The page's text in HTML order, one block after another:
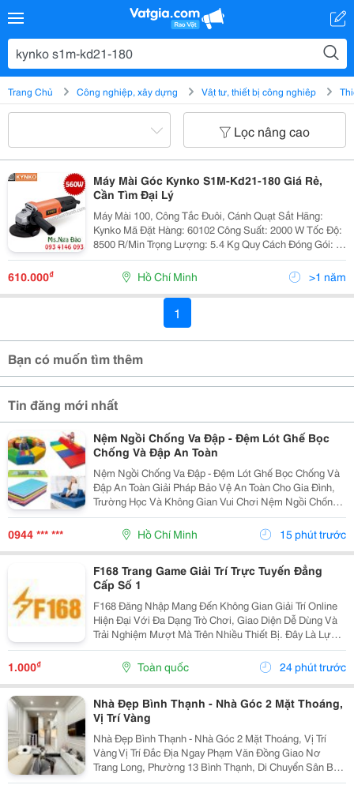
Trang Chủ Công nghiệp, xây dựng Vật tư, thiết bị công nghiệp
Lọc nâng cao
Máy Mài Góc Kynko S1M-Kd21-180 Giá Rẻ,
Cần Tìm Đại Lý
Máy Mài 100, Công Tắc Đuôi, Cánh Quạt Sắt Hãng:
Kynko Mã Đặt Hàng: 60102 Công Suất: 2000 W Tốc Độ:
8500 R/Min Trọng Lượng: 5.4 Kg Quy Cách Đóng Gói: 4
Cái/Thùng
610.000₫ Hồ Chí Minh >1 năm
1
Bạn có muốn tìm thêm
Tin đăng mới nhất
Nệm Ngồi Chống Va Đập - Đệm Lót Ghế Bọc
Chống Và Đập An Toàn
Nệm Ngồi Chống Va Đập - Đệm Lót Ghế Bọc Chống Và
Đập An Toàn Giải Pháp Bảo Vệ An Toàn Cho Gia Đình,
Trường Học Và Không Gian Vui Chơi Nệm Ngồi Chống
Va Đập &Ndash; Đệm Lót Ghế Bọc Chống Va Đập An
Toàn Có Khả Năng Giảm Chấn, Đàn Hồi Tốt, Nhiều Độ...
0944 *** *** Hồ Chí Minh 15 phút trước
F168 Trang Game Giải Trí Trực Tuyến Đẳng
Cấp Số 1
F168 Đăng Nhập Mang Đến Không Gian Giải Trí Online
Hiện Đại Với Đa Dạng Trò Chơi, Giao Diện Dễ Dùng Và
Trải Nghiệm Mượt Mà Trên Nhiều Thiết Bị. Đây Là Lựa
Chọn Phù Hợp Cho Người Chơi Yêu Thích Trực Tuyến,
Game Bài Và Cá Cược Thể Thao An Toàn, Tiện...
1.000₫ Toàn quốc 24 phút trước
Nhà Đẹp Bình Thạnh - Nhà Góc 2 Mặt Thoáng,
Vị Trí Vàng
Nhà Đẹp Bình Thạnh - Nhà Góc 2 Mặt Thoáng, Vị Trí
Vàng Vị Trí Đắc Địa Ngay Phạm Văn Đồng Giao Nơ
Trang Long, Phường 13 Bình Thạnh, Di Chuyển Sân Bay
Chỉ Vài Phút. Diện Tích: 22M&Sup2; Giá Bán: 4.95 Tỷ